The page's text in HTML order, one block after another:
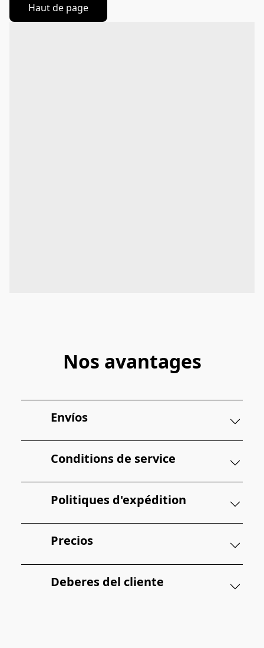
Haut de page
Nos avantages
Envíos
Conditions de service
Politiques d'expédition
Precios
Deberes del cliente